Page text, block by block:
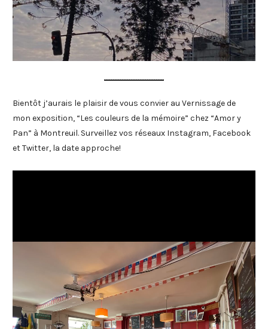
Bientôt j’aurais le plaisir de vous convier au Vernissage de
mon exposition, “Les couleurs de la mémoire” chez “Amor y
Pan” à Montreuil. Surveillez vos réseaux Instagram, Facebook
et Twitter, la date approche!